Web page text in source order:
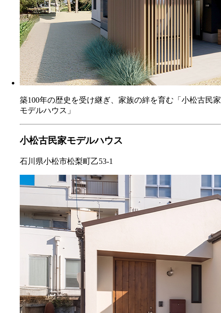
築100年の歴史を受け継ぎ、家族の絆を育む「小松古民家
モデルハウス」
小松古民家モデルハウス
石川県小松市松梨町乙53-1